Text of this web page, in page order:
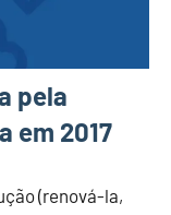
pela
em 2017
(renová-la,